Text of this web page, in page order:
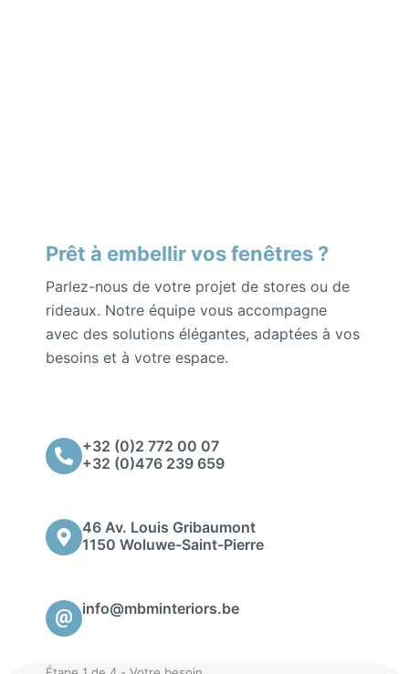
Prêt à embellir vos fenêtres ?
Parlez-nous de votre projet de stores ou de
rideaux. Notre équipe vous accompagne
avec des solutions élégantes, adaptées à vos
besoins et à votre espace.
+32 (0)2 772 00 07
+32 (0)476 239 659
46 Av. Louis Gribaumont
1150 Woluwe-Saint-Pierre
info@mbminteriors.be